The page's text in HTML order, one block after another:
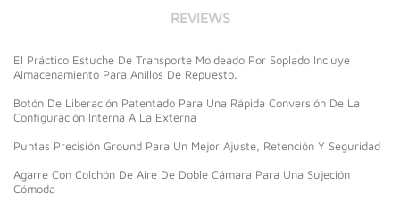
REVIEWS
El Práctico Estuche De Transporte Moldeado Por Soplado Incluye
Almacenamiento Para Anillos De Repuesto.
Botón De Liberación Patentado Para Una Rápida Conversión De La
Configuración Interna A La Externa
Puntas Precisión Ground Para Un Mejor Ajuste, Retención Y Seguridad
Agarre Con Colchón De Aire De Doble Cámara Para Una Sujeción
Cómoda